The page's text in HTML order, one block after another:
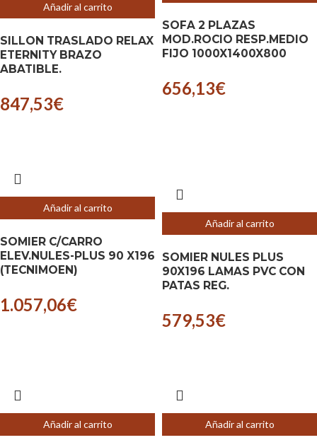
Añadir al carrito
SILLON TRASLADO RELAX
ETERNITY BRAZO
ABATIBLE.
847,53€
SOFA 2 PLAZAS
MOD.ROCIO RESP.MEDIO
FIJO 1000X1400X800
656,13€
Añadir al carrito
SOMIER C/CARRO
ELEV.NULES-PLUS 90 X196
(TECNIMOEN)
1.057,06€
Añadir al carrito
SOMIER NULES PLUS
90X196 LAMAS PVC CON
PATAS REG.
579,53€
Añadir al carrito Añadir al carrito